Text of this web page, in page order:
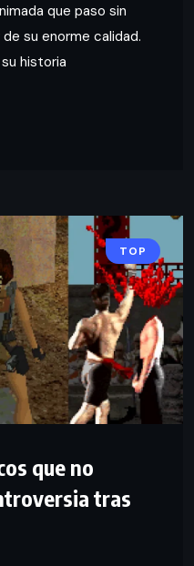
que paso sin
su enorme calidad.
historia
TOP
que no
tras